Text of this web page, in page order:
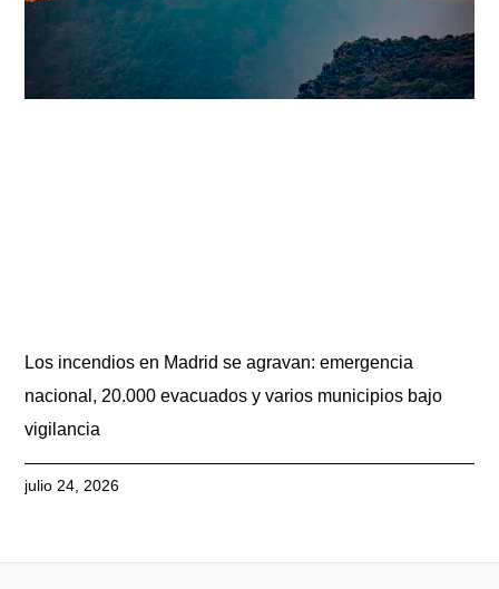
Los incendios en Madrid se agravan: emergencia
nacional, 20.000 evacuados y varios municipios bajo
vigilancia
julio 24, 2026